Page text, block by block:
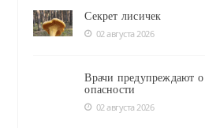
Секрет лисичек
02 августа 2026
Врачи предупреждают о
опасности
02 августа 2026